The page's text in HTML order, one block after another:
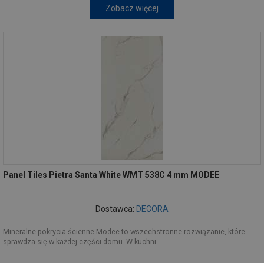
Zobacz więcej
Panel Tiles Pietra Santa White WMT 538C 4 mm MODEE
Dostawca: DECORA
Mineralne pokrycia ścienne Modee to wszechstronne rozwiązanie, które
sprawdza się w każdej części domu. W kuchni...